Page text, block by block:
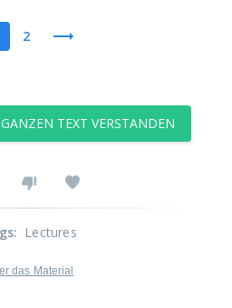
2
TEXT VERSTANDEN
: Lectures
das Material